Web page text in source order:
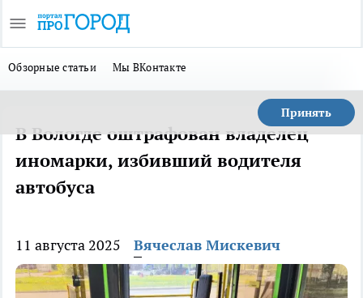
Обзорные статьи Мы ВКонтакте
Принять
В Вологде оштрафован владелец
иномарки, избивший водителя
автобуса
11 августа 2025 Вячеслав Мискевич